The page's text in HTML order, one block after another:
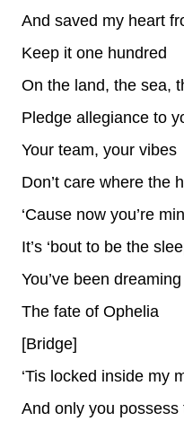
And saved my heart
Keep it one hundred
On the land, the sea,
Pledge allegiance to
Your team, your vibes
Don’t care where the
‘Cause now you’re
It’s ‘bout to be the
You’ve been
The fate of Ophelia
[Bridge]
‘Tis locked inside my
And only you possess